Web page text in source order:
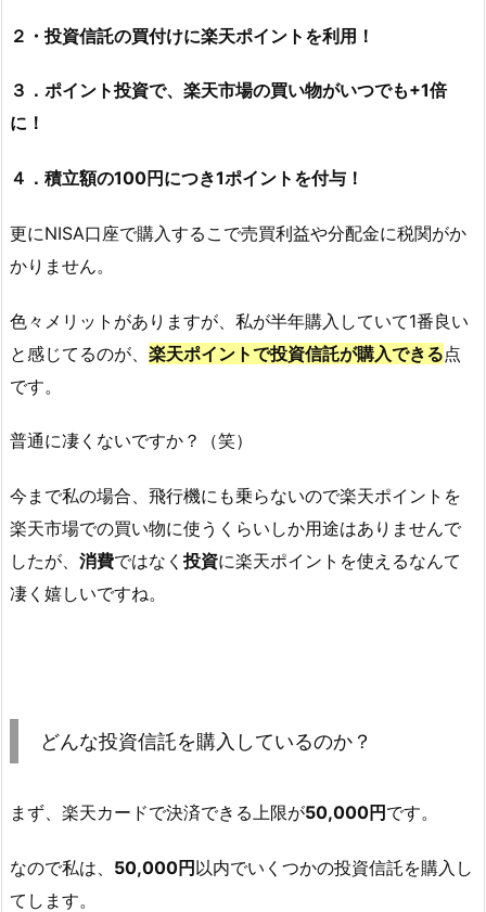
２・投資信託の買付けに楽天ポイントを利用！
３．ポイント投資で、楽天市場の買い物がいつでも+1倍
に！
４．積立額の100円につき1ポイントを付与！
更にNISA口座で購入するこで売買利益や分配金に税関がか
かりません。
色々メリットがありますが、私が半年購入していて1番良い
と感じてるのが、 楽天ポイントで投資信託が購入できる点
です。
普通に凄くないですか？（笑）
今まで私の場合、飛行機にも乗らないので楽天ポイントを
楽天市場での買い物に使うくらいしか用途はありませんで
したが、 消費ではなく 投資に楽天ポイントを使えるなんて
凄く嬉しいですね。
どんな投資信託を購入しているのか？
まず、楽天カードで決済できる上限が50,000円 です。
なので私は、 50,000円以内でいくつかの投資信託を購入し
てします。